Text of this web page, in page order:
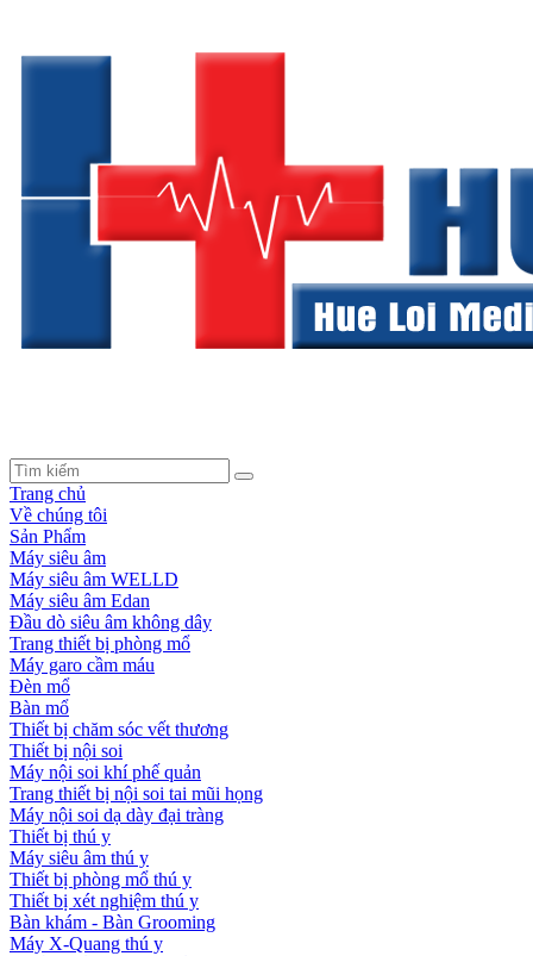
Trang chủ
Về chúng tôi
Sản Phẩm
Máy siêu âm
Máy siêu âm WELLD
Máy siêu âm Edan
Đầu dò siêu âm không dây
Trang thiết bị phòng mổ
Máy garo cầm máu
Đèn mổ
Bàn mổ
Thiết bị chăm sóc vết thương
Thiết bị nội soi
Máy nội soi khí phế quản
Trang thiết bị nội soi tai mũi họng
Máy nội soi dạ dày đại tràng
Thiết bị thú y
Máy siêu âm thú y
Thiết bị phòng mổ thú y
Thiết bị xét nghiệm thú y
Bàn khám - Bàn Grooming
Máy X-Quang thú y